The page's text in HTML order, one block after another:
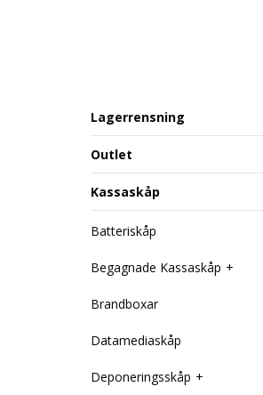
Lagerrensning
Outlet
Kassaskåp
Batteriskåp
Begagnade Kassaskåp
Brandboxar
Datamediaskåp
Deponeringsskåp